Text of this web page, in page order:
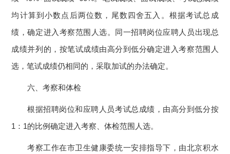
均计算到小数点后两位数，尾数四舍五入。根据考试总成
绩，确定进入考察范围人选。同一招聘岗位应聘人员出现总
成绩并列的，按笔试成绩由高分到低分确定进入考察范围人
选，笔试成绩仍相同的，采取加试的办法确定。
六、考察和体检
根据招聘岗位和应聘人员考试总成绩，由高分到低分按
1：1的比例确定进入考察、体检范围人选。
考察工作在市卫生健康委统一安排指导下，由北京积水